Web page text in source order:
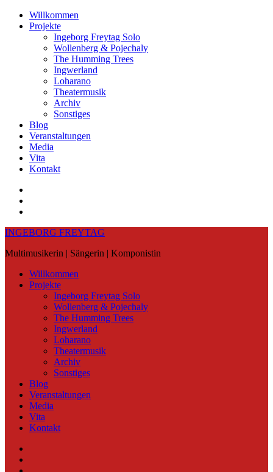
Skip
Willkommen
Projekte
Ingeborg Freytag Solo
Wollenberg & Pojechaly
The Humming Trees
Ingwerland
Loharano
Theatermusik
Archiv
Sonstiges
Blog
Veranstaltungen
Media
Vita
Kontakt
INGEBORG FREYTAG
Multimusikerin | Sängerin | Komponistin
Willkommen
Projekte
Ingeborg Freytag Solo
Wollenberg & Pojechaly
The Humming Trees
Ingwerland
Loharano
Theatermusik
Archiv
Sonstiges
Blog
Veranstaltungen
Media
Vita
Kontakt